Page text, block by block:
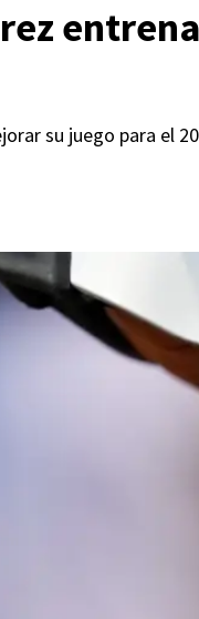
su juego para el